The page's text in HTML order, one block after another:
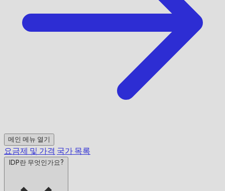
메인 메뉴 열기
요금제 및 가격 국가 목록
IDP란 무엇인가요?